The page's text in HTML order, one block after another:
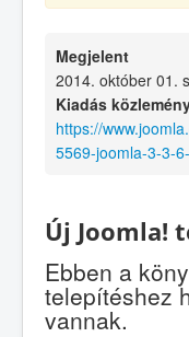
Megjelent
2014. október 01.
Kiadás
https://
5569-joomla-3-3-
Új Joomla!
Ebben a
telepítéshez
vannak.